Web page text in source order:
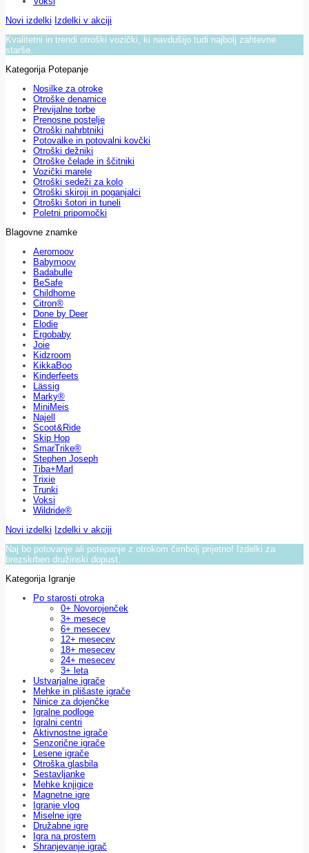
Novi izdelki Izdelki v akciji
Kvalitetni in trendi otroški vozički, ki navdušijo tudi najbolj zahtevne
starše.
Kategorija Potepanje
Nosilke za otroke
Otroške denarnice
Previjalne torbe
Prenosne postelje
Otroški nahrbtniki
Potovalke in potovalni kovčki
Otroški dežniki
Otroške čelade in ščitniki
Vozički marele
Otroški sedeži za kolo
Otroški skiroji in poganjalci
Otroški šotori in tuneli
Poletni pripomočki
Blagovne znamke
Aeromoov
Babymoov
Badabulle
BeSafe
Childhome
Citron®
Done by Deer
Elodie
Ergobaby
Joie
Kidzroom
KikkaBoo
Kinderfeets
Lässig
Marky®
MiniMeis
Najell
Scoot&Ride
Skip Hop
SmarTrike®
Stephen Joseph
Tiba+Marl
Trixie
Trunki
Voksi
Wildride®
Novi izdelki Izdelki v akciji
Naj bo potovanje ali potepanje z otrokom čimbolj prijetno! Izdelki za
brezskrben družinski dopust.
Kategorija Igranje
Po starosti otroka
0+ Novorojenček
3+ mesece
6+ mesecev
12+ mesecev
18+ mesecev
24+ mesecev
3+ leta
Ustvarjalne igrače
Mehke in plišaste igrače
Ninice za dojenčke
Igralne podloge
Igralni centri
Aktivnostne igrače
Senzorične igrače
Lesene igrače
Otroška glasbila
Sestavljanke
Mehke knjigice
Magnetne igre
Igranje vlog
Miselne igre
Družabne igre
Igra na prostem
Shranjevanje igrač